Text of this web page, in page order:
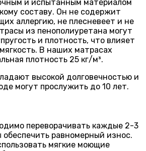
и испытанным материалом
составу. Он не содержит
аллергию, не плесневеет и не
из пенополиуретана могут
и плотность, что влияет
В наших матрасах
плотность 25 кг/м³.
высокой долговечностью и
могут прослужить до 10 лет.
переворачивать каждые 2-3
обеспечить равномерный износ.
мягкие моющие